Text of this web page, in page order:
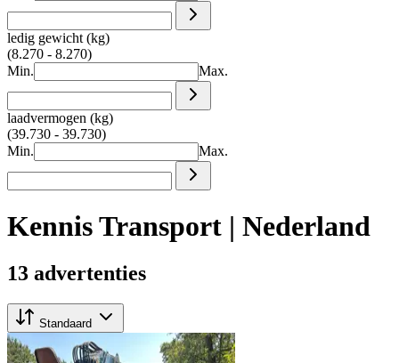
ledig gewicht (kg)
(8.270 - 8.270)
Min.
Max.
laadvermogen (kg)
(39.730 - 39.730)
Min.
Max.
Kennis Transport | Nederland
13 advertenties
Standaard